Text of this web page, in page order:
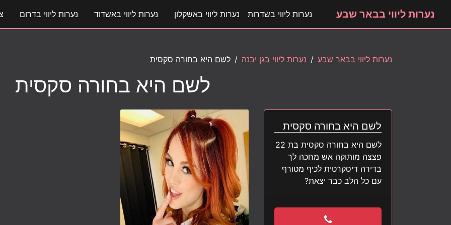
נערות ליווי בבאר שבע נערות ליווי בשדרות נערות ליווי באשקלון נערות ליווי באשדוד נערות ליווי בדרום
נערות ליווי בבאר שבע נערות ליווי בגן יבנה לשם היא בחורה סקסית
לשם היא בחורה סקסית
לשם היא בחורה סקסית
לשם היא בחורה סקסית בת 22
פצצה מותוקה אש מחכה לך
בדירה דיסקרטית לכיף מטורף
עם כל הלב כבר יצאת?